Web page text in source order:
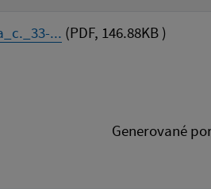
... (PDF, 146.88KB )
Generované